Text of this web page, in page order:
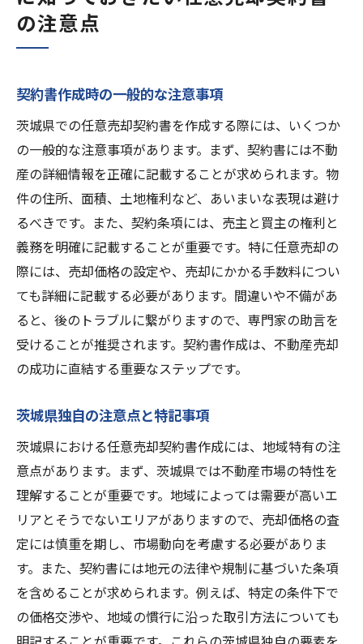
の注意点
契約書作成時の一般的な注意事項
茨城県での任意売却契約書を作成する際には、いくつか
の一般的な注意事項があります。まず、契約書には不動
産の詳細情報を正確に記載することが求められます。物
件の住所、面積、土地権利など、あいまいな表現は避け
るべきです。また、契約条項には、売主と買主の権利と
義務を明確に記載することが重要です。特に任意売却の
際には、売却価格の設定や、売却にかかる手数料につい
ても詳細に記載する必要があります。間違いや不備があ
ると、後のトラブルに繋がりますので、専門家の助言を
受けることが推奨されます。契約書作成は、不動産売却
の成功に直結する重要なステップです。
茨城県独自の注意点と特記事項
茨城県における任意売却契約書作成には、地域特有の注
意点があります。まず、茨城県では不動産市場の特性を
理解することが重要です。地域によっては需要が高いエ
リアとそうでないエリアがありますので、売却価格の査
定には慎重を期し、市場動向を考慮する必要がありま
す。また、契約書には地元の法律や規制に基づいた条項
を含めることが求められます。例えば、特定の条件下で
の価格交渉や、地域の慣行に沿った取引方法についても